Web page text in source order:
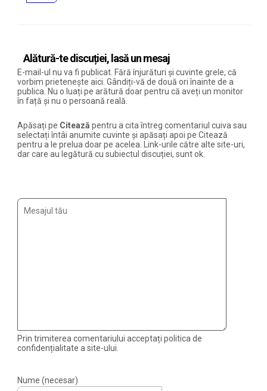
Alătură-te discuției, lasă un mesaj
E-mail-ul nu va fi publicat. Fără înjurături și cuvinte grele, că
vorbim prietenește aici. Gândiți-vă de două ori înainte de a
publica. Nu o luați pe arătură doar pentru că aveți un monitor
în față și nu o persoană reală.
Apăsați pe Citează pentru a cita întreg comentariul cuiva sau
selectați întâi anumite cuvinte și apăsați apoi pe Citează
pentru a le prelua doar pe acelea. Link-urile către alte site-uri,
dar care au legătură cu subiectul discuției, sunt ok.
Prin trimiterea comentariului acceptați politica de
confidențialitate a site-ului.
Nume (necesar)